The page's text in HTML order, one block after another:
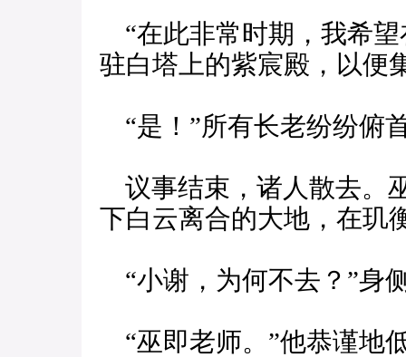
“在此非常时期，我希
驻白塔上的紫宸殿，以便
“是！”所有长老纷纷俯
议事结束，诸人散去。
下白云离合的大地，在玑
“小谢，为何不去？”身
“巫即老师。”他恭谨地